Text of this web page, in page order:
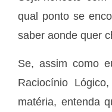
qual ponto se
saber aonde quer
Se, assim como
Raciocínio
matéria, entenda